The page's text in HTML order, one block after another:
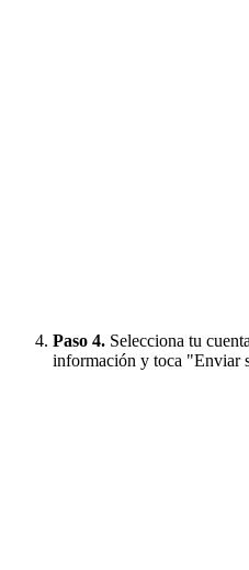
Paso 4. Selecciona tu
información y toca "Enviar